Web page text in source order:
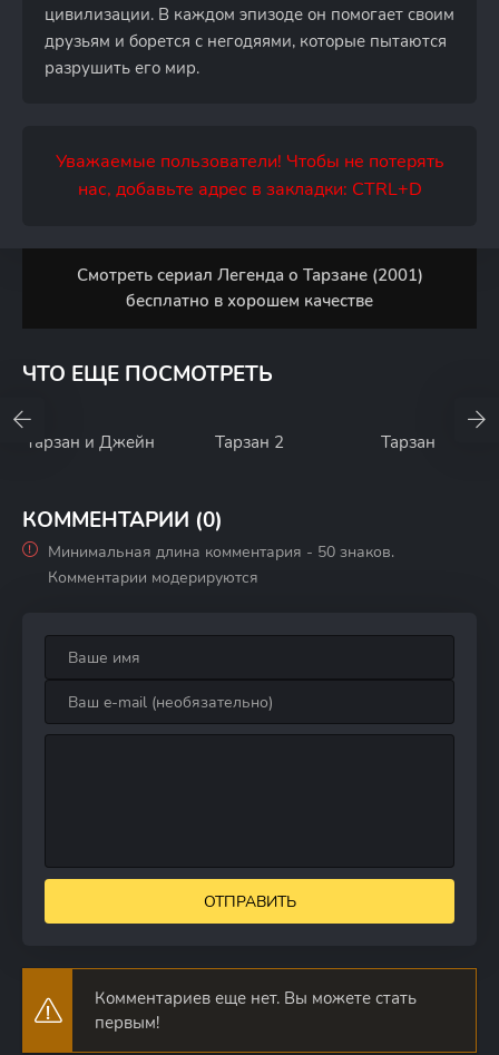
цивилизации. В каждом эпизоде он помогает своим
друзьям и борется с негодяями, которые пытаются
разрушить его мир.
Уважаемые пользователи! Чтобы не потерять
нас, добавьте адрес в закладки: CTRL+D
Смотреть сериал Легенда о Тарзане (2001)
бесплатно в хорошем качестве
ЧТО ЕЩЕ ПОСМОТРЕТЬ
Тарзан и Джейн Тарзан 2 Тарзан
КОММЕНТАРИИ (0)
Минимальная длина комментария - 50 знаков.
Комментарии модерируются
ОТПРАВИТЬ
Комментариев еще нет. Вы можете стать
первым!